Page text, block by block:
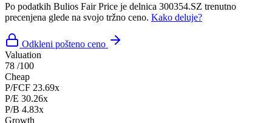
Po podatkih Bulios Fair Price je delnica 300354.SZ trenutno
precenjena glede na svojo tržno ceno. Kako deluje?
Odkleni pošteno ceno
Valuation
78 /100
Cheap
P/FCF 23.69x
P/E 30.26x
P/B 4.83x
Growth